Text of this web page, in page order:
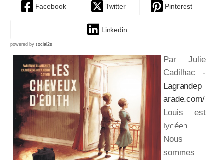
Facebook Twitter Pinterest
Linkedin
powered by social2s
Par Julie
Cadilhac -
Lagrandep
arade.com/
Louis est
lycéen.
Nous
sommes